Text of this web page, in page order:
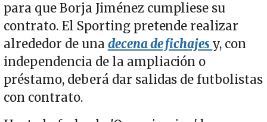
para que Borja Jiménez cumpliese su
contrato. El Sporting pretende realizar
alrededor de unadecena de fichajes y, con
independencia de la ampliación o
préstamo, deberá dar salidas de futbolistas
con contrato.